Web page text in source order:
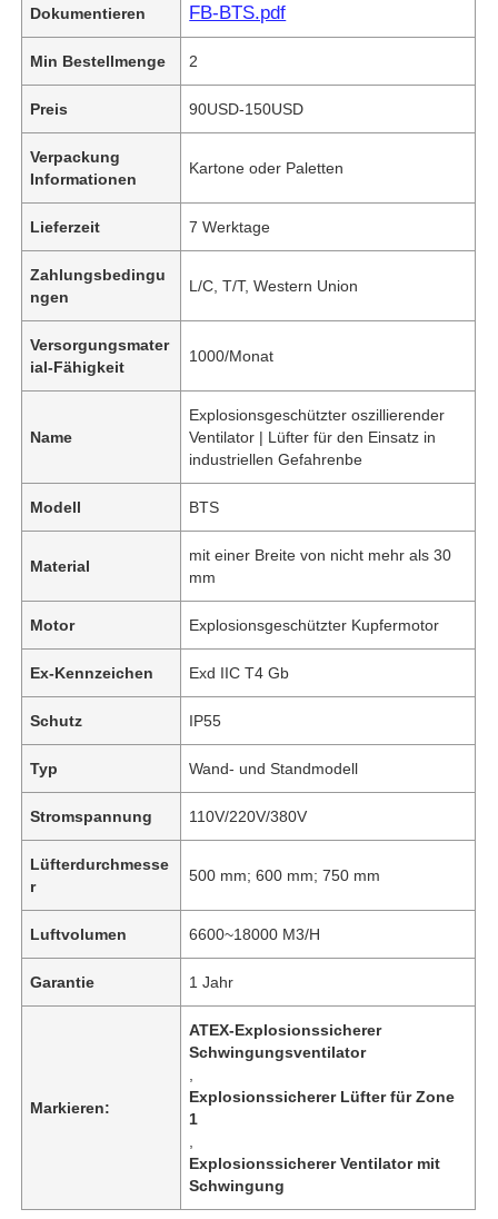
Dokumentieren FB-BTS.pdf
Min Bestellmenge 2
Preis 90USD-150USD
Verpackung
Informationen
Kartone oder Paletten
Lieferzeit 7 Werktage
Zahlungsbedingu
ngen
L/C, T/T, Western Union
Versorgungsmater
ial-Fähigkeit
1000/Monat
Name
Explosionsgeschützter oszillierender
Ventilator | Lüfter für den Einsatz in
industriellen Gefahrenbe
Modell BTS
Material
mit einer Breite von nicht mehr als 30
mm
Motor Explosionsgeschützter Kupfermotor
Ex-Kennzeichen Exd IIC T4 Gb
Schutz IP55
Typ Wand- und Standmodell
Stromspannung 110V/220V/380V
Lüfterdurchmesse
r
500 mm; 600 mm; 750 mm
Luftvolumen 6600~18000 M3/H
Garantie 1 Jahr
Markieren:
ATEX-Explosionssicherer
Schwingungsventilator
Explosionssicherer Lüfter für Zone
1
Explosionssicherer Ventilator mit
Schwingung